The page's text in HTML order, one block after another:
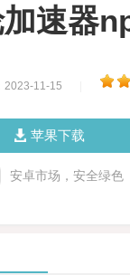
速器
2023-11-15
苹果下载
安卓市场，安全绿色